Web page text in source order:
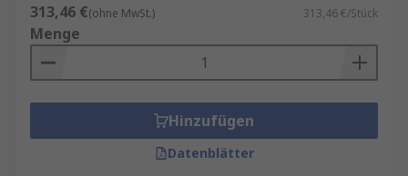
313,46 €(ohne MwSt.) 313,46 €/Stück
Menge
Hinzufügen
Datenblätter